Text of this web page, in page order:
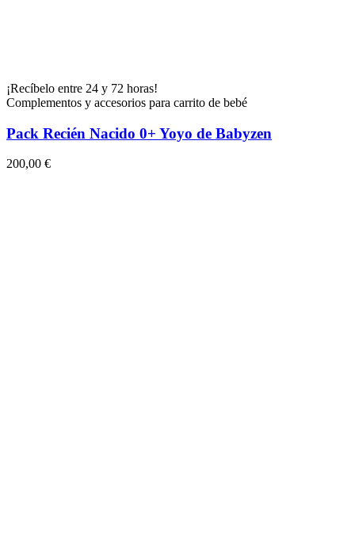
¡Recíbelo entre 24 y 72 horas!
Complementos y accesorios para carrito de bebé
Pack Recién Nacido 0+ Yoyo de Babyzen
200,00 €